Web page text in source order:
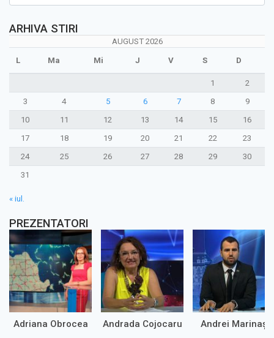
ARHIVA STIRI
AUGUST 2026
L Ma Mi J V S D
1
2
3
4 5 6 7 8
9
10
11 12 13 14 15
16
17
18 19 20 21 22
23
24
25 26 27 28 29
30
31
« iul.
PREZENTATORI
Adriana Obrocea Andrada Cojocaru Andrei Marinaș